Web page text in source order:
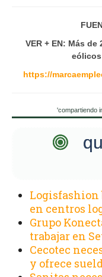
VER + EN: Más
eólicos
https://
'compartiendo
Logisfashion
en centros
Grupo
trabajar en
Cecotec
y ofrece